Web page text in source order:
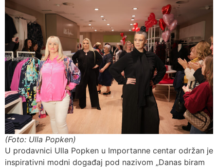
(Foto: Ulla Popken)
U prodavnici Ulla Popken u Importanne centar održan je
inspirativni modni događaj pod nazivom „Danas biram